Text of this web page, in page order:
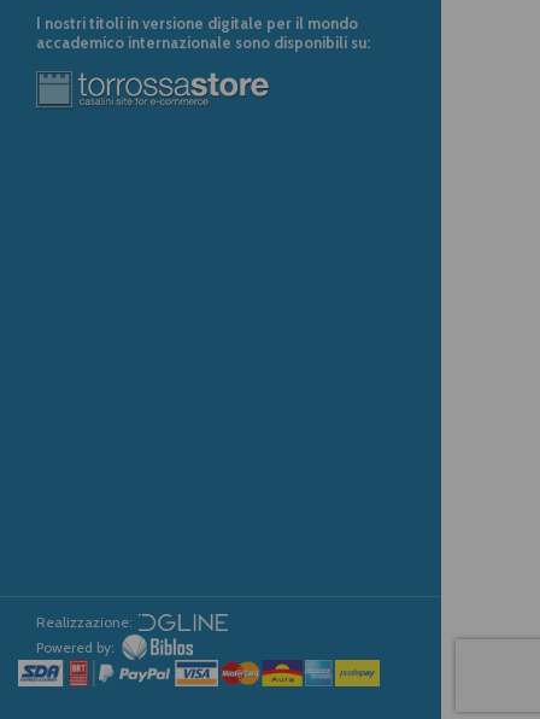
I nostri titoli in versione digitale per il mondo
accademico internazionale sono disponibili su:
Realizzazione:
Powered by: